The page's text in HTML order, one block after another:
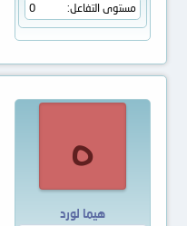
مستوى التفاعل
0
ه
هيما لورد